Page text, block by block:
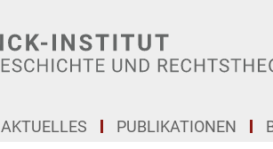
AKTUELLES PUBLIKATIONEN